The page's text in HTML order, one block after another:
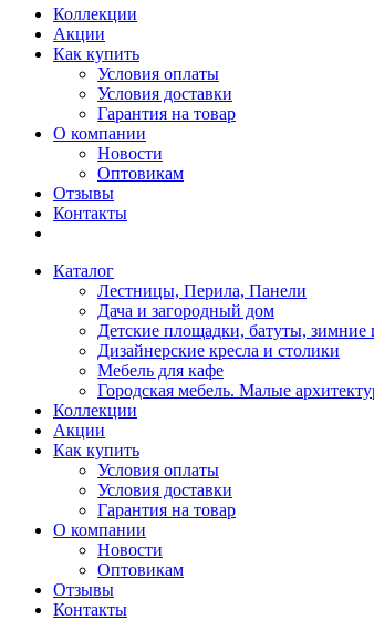
Коллекции
Акции
Как купить
Условия оплаты
Условия доставки
Гарантия на товар
О компании
Новости
Оптовикам
Отзывы
Контакты
Каталог
Лестницы, Перила, Панели
Дача и загородный дом
Детские площадки, батуты, зимние
Дизайнерские кресла и столики
Мебель для кафе
Городская мебель. Малые
Коллекции
Акции
Как купить
Условия оплаты
Условия доставки
Гарантия на товар
О компании
Новости
Оптовикам
Отзывы
Контакты